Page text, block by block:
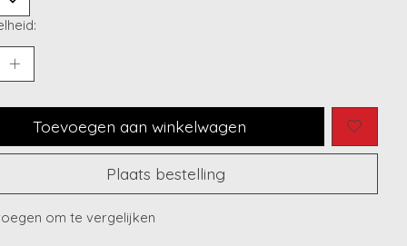
Toevoegen aan winkelwagen
Plaats bestelling
om te vergelijken